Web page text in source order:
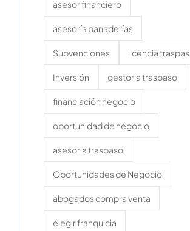
asesor financiero
asesoría panaderías
Subvenciones licencia
Inversión gestoria traspaso
financiación negocio
oportunidad de negocio
asesoria traspaso
Oportunidades de Negocio
abogados compra venta
elegir franquicia